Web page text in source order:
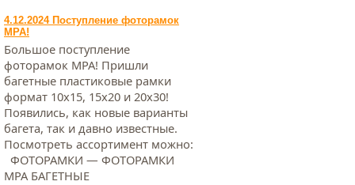
4.12.2024 Поступление фоторамок
МРА!
Большое поступление
фоторамок МРА! Пришли
багетные пластиковые рамки
формат 10х15, 15х20 и 20х30!
Появились, как новые варианты
багета, так и давно известные.
Посмотреть ассортимент можно:
ФОТОРАМКИ — ФОТОРАМКИ
МРА БАГЕТНЫЕ